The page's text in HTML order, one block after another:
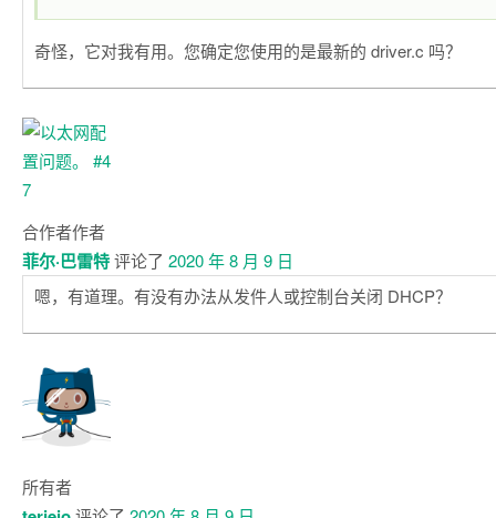
奇怪，它对我有用。您确定您使用的是最新的 driver.c 吗？
合作者作者
菲尔·巴雷特评论了 2020 年 8 月 9 日
嗯，有道理。有没有办法从发件人或控制台关闭 DHCP？
所有者